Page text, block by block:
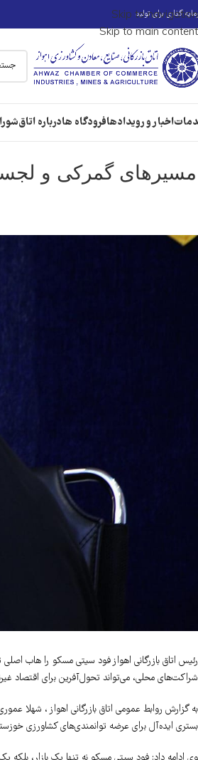
Skip to navigation
Skip to main content
گذاری برای تولید
اخبار و رویدادهافرودگاه هادرباره اتاق
مسیرهای گمرکی و
رئیس اتاق بازرگانی اهواز فود سیتی مسکو را هاب
شراکت‌های محلی، می‌تواند تحول‌آفرین برای اقتصاد
به گزارش روابط عمومی اتاق بازرگانی اهواز ، شهلا
بستری ایده‌آل برای عرضه توانمندی‌های کشاورزی